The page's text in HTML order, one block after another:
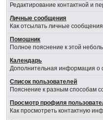
Редактирование контактной и
Личные сообщения
Как отсылать личные
Помошник
Полное пояснение к этой
Календарь
Дополнительная информация о
Список пользователей
Пояснение к разным способам
Просмотр профиля
Как просмотреть контактную